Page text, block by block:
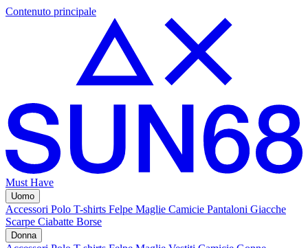
Contenuto principale
Must Have
Uomo
Accessori Polo T-shirts Felpe Maglie Camicie Pantaloni Giacche
Scarpe Ciabatte Borse
Donna